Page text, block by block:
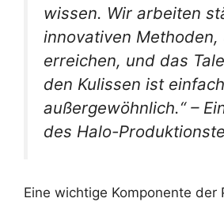
wissen. Wir arbeiten
innovativen Methoden,
erreichen, und das
den Kulissen ist einfach
außergewöhnlich.“ –
des Halo-
Eine wichtige Komponente der